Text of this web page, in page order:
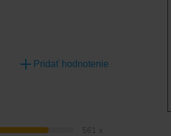
Pridať hodnotenie
561 x